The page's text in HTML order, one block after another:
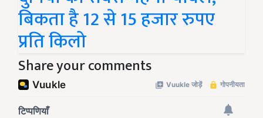
बिकता है 12 से 15 हजार रुपए
प्रति किलो
Share your comments